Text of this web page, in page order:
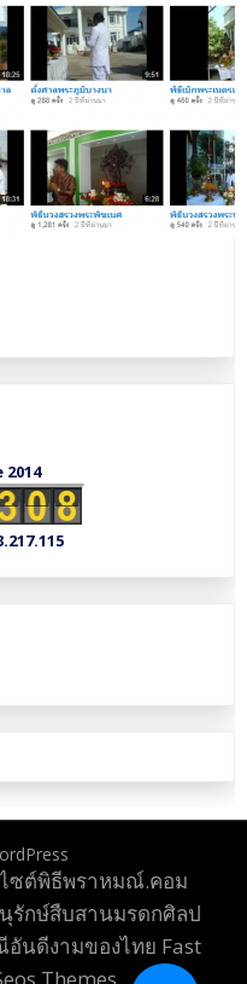
ซต์พิธีพราหมณ์.คอม
กษ์สืบสานมรดกศิลป
นดีงามของไทย Fast
Themes